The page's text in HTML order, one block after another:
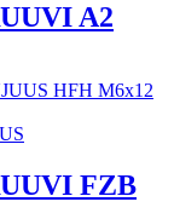
A2
FZB